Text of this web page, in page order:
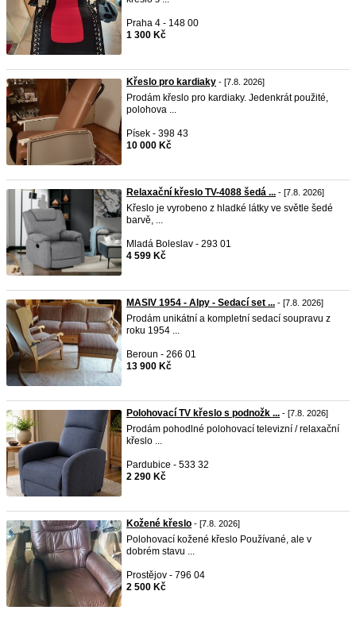
Praha 4 - 148 00
1 300 Kč
Křeslo pro kardiaky - [7.8. 2026]
Prodám křeslo pro kardiaky. Jedenkrát použité,
polohova ...
Písek - 398 43
10 000 Kč
Relaxační křeslo TV-4088 šedá ... - [7.8. 2026]
Křeslo je vyrobeno z hladké látky ve světle šedé
barvě, ...
Mladá Boleslav - 293 01
4 599 Kč
MASIV 1954 - Alpy - Sedací set ... - [7.8. 2026]
Prodám unikátní a kompletní sedací soupravu z
roku 1954 ...
Beroun - 266 01
13 900 Kč
Polohovací TV křeslo s podnožk ... - [7.8. 2026]
Prodám pohodlné polohovací televizní / relaxační
křeslo ...
Pardubice - 533 32
2 290 Kč
Kožené křeslo - [7.8. 2026]
Polohovací kožené křeslo Používané, ale v
dobrém stavu ...
Prostějov - 796 04
2 500 Kč